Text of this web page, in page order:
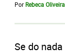
Por Rebeca Oliveira
Se do